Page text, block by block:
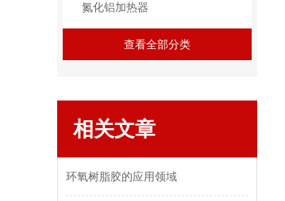
氮化铝加热器
查看全部分类
相关文章
环氧树脂胶的应用领域